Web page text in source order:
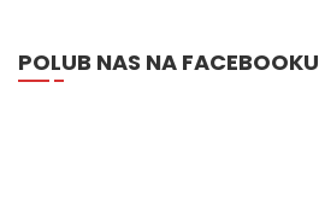
POLUB NAS NA FACEBOOKU